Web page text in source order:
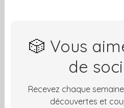
🎲 Vous
de
Recevez chaque
découvertes et